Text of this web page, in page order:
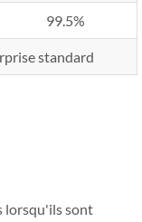
99.5%
standard
lorsqu'ils sont